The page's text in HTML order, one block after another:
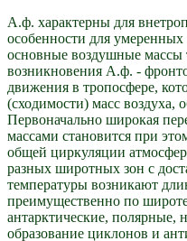
А.ф. характерны для
особенности для
основные воздушные
возникновения А.ф. -
движения в тропосфере,
(сходимости) масс воздуха,
Первоначально широкая
массами становится при
общей циркуляции
разных широтных зон с
температуры возникают
преимущественно по
антарктические, полярные,
образование циклонов и